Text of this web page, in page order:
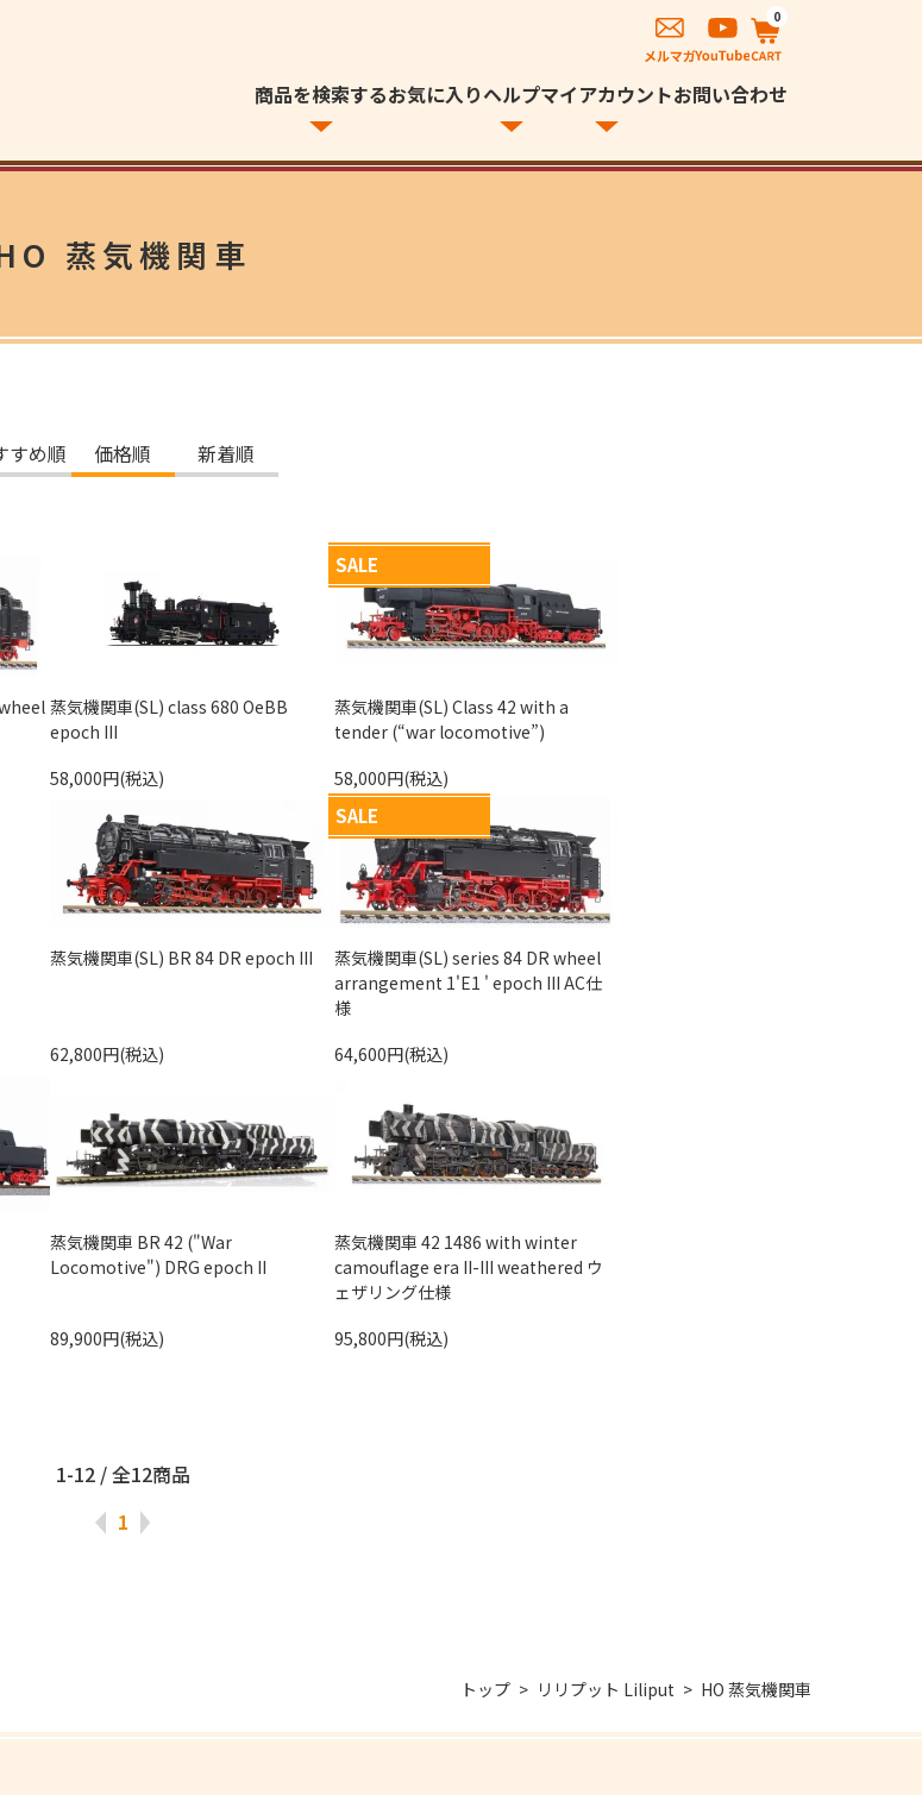
0
商品を検索するお気に入りヘルプマイアカウントお問い合わせ
蒸気機関車
すめ順 価格順 新着順
蒸気機関車(SL) class 680 OeBB
epoch III
58,000円(税込)
SALE
蒸気機関車(SL) Class 42 with a
tender (“war locomotive”)
58,000円(税込)
蒸気機関車(SL) BR 84 DR epoch III
62,800円(税込)
SALE
蒸気機関車(SL) series 84 DR wheel
arrangement 1'E1 ' epoch III AC仕
様
64,600円(税込)
蒸気機関車 BR 42 ("War
Locomotive") DRG epoch II
89,900円(税込)
蒸気機関車 42 1486 with winter
camouflage era II-III weathered ウ
ェザリング仕様
95,800円(税込)
1-12 / 全12商品
1
トップ リリプット Liliput HO 蒸気機関車